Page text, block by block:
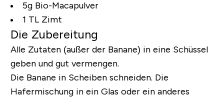
5g Bio-Macapulver
1 TL Zimt
Die Zubereitung
Alle Zutaten (außer der Banane) in eine Schüssel
geben und gut vermengen.
Die Banane in Scheiben schneiden. Die
Hafermischung in ein Glas oder ein anderes